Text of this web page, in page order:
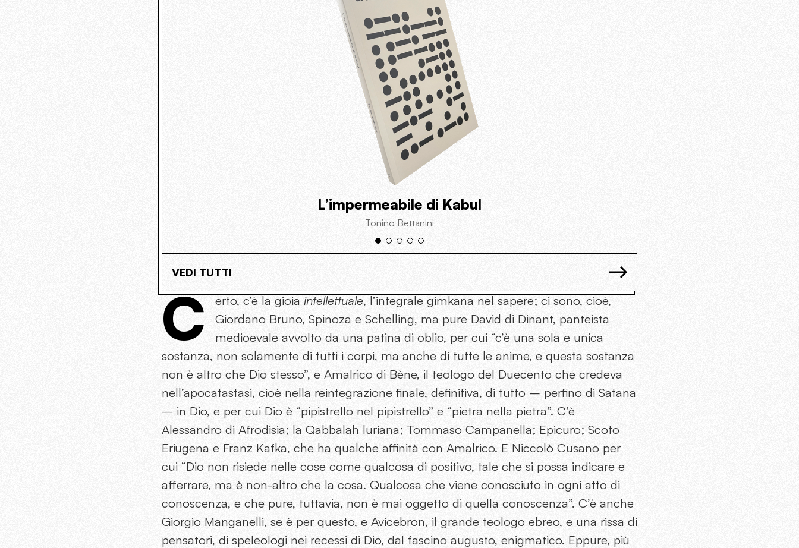
L’impermeabile di Kabul
Tonino Bettanini
VEDI TUTTI
C erto, c’è la gioiaintellettuale, l’integrale gimkana nel sapere; ci sono, cioè,
Giordano Bruno, Spinoza e Schelling, ma pure David di Dinant, panteista
medioevale avvolto da una patina di oblio, per cui “c’è una sola e unica
sostanza, non solamente di tutti i corpi, ma anche di tutte le anime, e questa sostanza
non è altro che Dio stesso”, e Amalrico di Bène, il teologo del Duecento che credeva
nell’apocatastasi, cioè nella reintegrazione finale, definitiva, di tutto – perfino di Satana
– in Dio, e per cui Dio è “pipistrello nel pipistrello” e “pietra nella pietra”. C’è
Alessandro di Afrodisia; la Qabbalah luriana; Tommaso Campanella; Epicuro; Scoto
Eriugena e Franz Kafka, che ha qualche affinità con Amalrico. E Niccolò Cusano per
cui “Dio non risiede nelle cose come qualcosa di positivo, tale che si possa indicare e
afferrare, ma è non-altro che la cosa. Qualcosa che viene conosciuto in ogni atto di
conoscenza, e che pure, tuttavia, non è mai oggetto di quella conoscenza”. C’è anche
Giorgio Manganelli, se è per questo, e Avicebron, il grande teologo ebreo, e una rissa di
pensatori, di speleologi nei recessi di Dio, dal fascino augusto, enigmatico. Eppure, più